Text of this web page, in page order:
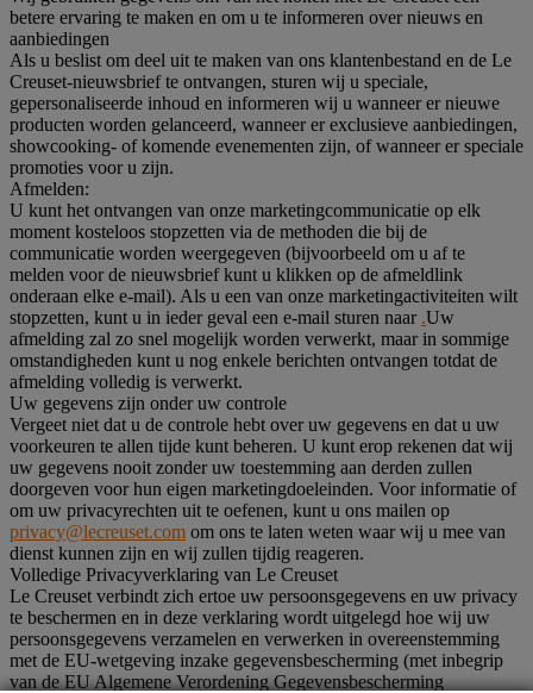
betere ervaring te maken en om u te informeren over nieuws en
aanbiedingen
Als u beslist om deel uit te maken van ons klantenbestand en de Le
Creuset-nieuwsbrief te ontvangen, sturen wij u speciale,
gepersonaliseerde inhoud en informeren wij u wanneer er nieuwe
producten worden gelanceerd, wanneer er exclusieve aanbiedingen,
showcooking- of komende evenementen zijn, of wanneer er speciale
promoties voor u zijn.
Afmelden:
U kunt het ontvangen van onze marketingcommunicatie op elk
moment kosteloos stopzetten via de methoden die bij de
communicatie worden weergegeven (bijvoorbeeld om u af te
melden voor de nieuwsbrief kunt u klikken op de afmeldlink
onderaan elke e-mail). Als u een van onze marketingactiviteiten wilt
stopzetten, kunt u in ieder geval een e-mail sturen naar .Uw
afmelding zal zo snel mogelijk worden verwerkt, maar in sommige
omstandigheden kunt u nog enkele berichten ontvangen totdat de
afmelding volledig is verwerkt.
Uw gegevens zijn onder uw controle
Vergeet niet dat u de controle hebt over uw gegevens en dat u uw
voorkeuren te allen tijde kunt beheren. U kunt erop rekenen dat wij
uw gegevens nooit zonder uw toestemming aan derden zullen
doorgeven voor hun eigen marketingdoeleinden. Voor informatie of
om uw privacyrechten uit te oefenen, kunt u ons mailen op
privacy@lecreuset.com om ons te laten weten waar wij u mee van
dienst kunnen zijn en wij zullen tijdig reageren.
Volledige Privacyverklaring van Le Creuset
Le Creuset verbindt zich ertoe uw persoonsgegevens en uw privacy
te beschermen en in deze verklaring wordt uitgelegd hoe wij uw
persoonsgegevens verzamelen en verwerken in overeenstemming
met de EU-wetgeving inzake gegevensbescherming (met inbegrip
van de EU Algemene Verordening Gegevensbescherming